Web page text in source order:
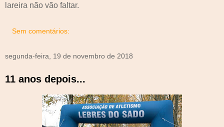
lareira não vão faltar.
Sem comentários:
segunda-feira, 19 de novembro de 2018
11 anos depois...